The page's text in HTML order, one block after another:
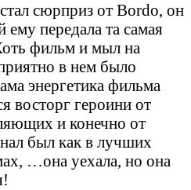
сюрприз от Bordo, он
передала та самая
фильм и мыл на
в нем было
энергетика фильма
восторг героини от
и конечно от
был как в лучших
…она уехала, но она